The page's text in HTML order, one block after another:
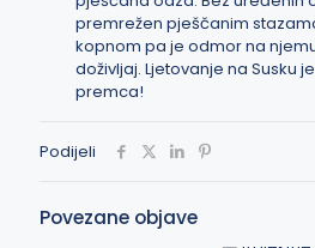
premrežen pješčanim
kopnom pa je odmor na
doživljaj. Ljetovanje na Susku
premca!
Podijeli
Povezane objave